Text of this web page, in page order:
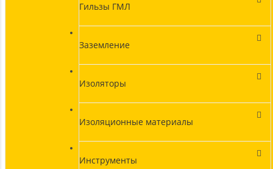
Гильзы ГМЛ
Заземление
Изоляторы
Изоляционные материалы
Инструменты